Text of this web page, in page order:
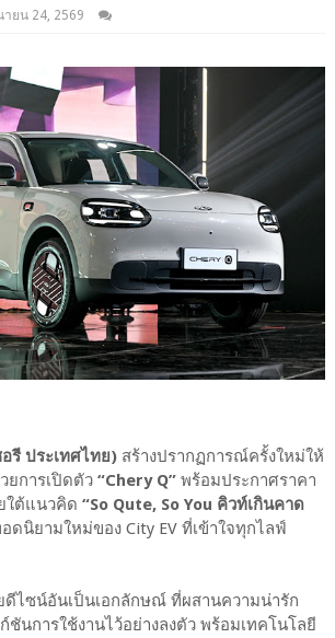
ายน 24, 2569
รี ประเทศไทย)สร้างปรากฏการณ์ครั้งใหม่ให้
ยการเปิดตัว “Chery Q”พร้อมประกาศราคา
ใต้แนวคิด “So Qute, So You คิวท์เกินคาด
ดนิยามใหม่ของ City EV ที่เข้าใจทุกไลฟ์
ดีไซน์อันเป็นเอกลักษณ์ ที่ผสานความน่ารัก
นการใช้งานไว้อย่างลงตัว พร้อมเทคโนโลยี